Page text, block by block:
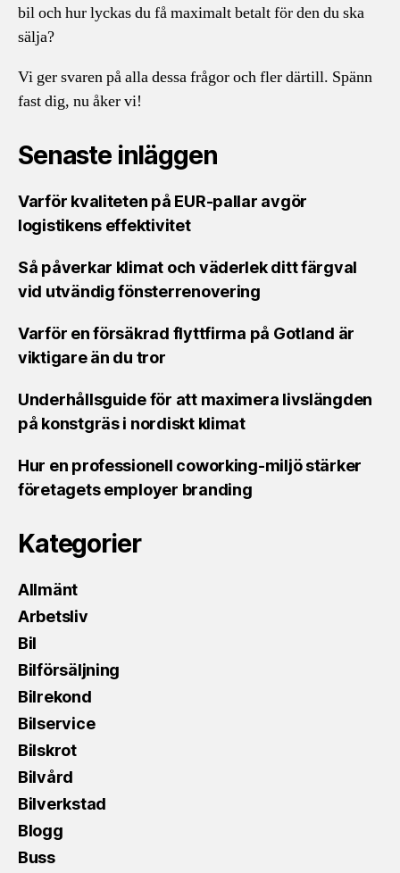
bil och hur lyckas du få maximalt betalt för den du ska
sälja?
Vi ger svaren på alla dessa frågor och fler därtill. Spänn
fast dig, nu åker vi!
Senaste inläggen
Varför kvaliteten på EUR-pallar avgör
logistikens effektivitet
Så påverkar klimat och väderlek ditt färgval
vid utvändig fönsterrenovering
Varför en försäkrad flyttfirma på Gotland är
viktigare än du tror
Underhållsguide för att maximera livslängden
på konstgräs i nordiskt klimat
Hur en professionell coworking-miljö stärker
företagets employer branding
Kategorier
Allmänt
Arbetsliv
Bil
Bilförsäljning
Bilrekond
Bilservice
Bilskrot
Bilvård
Bilverkstad
Blogg
Buss